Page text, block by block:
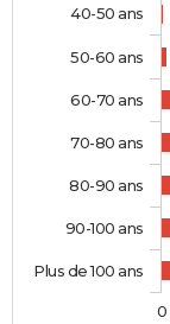
40-50 ans
50-60 ans
60-70 ans
70-80 ans
80-90 ans
90-100 ans
Plus de 100 ans
0